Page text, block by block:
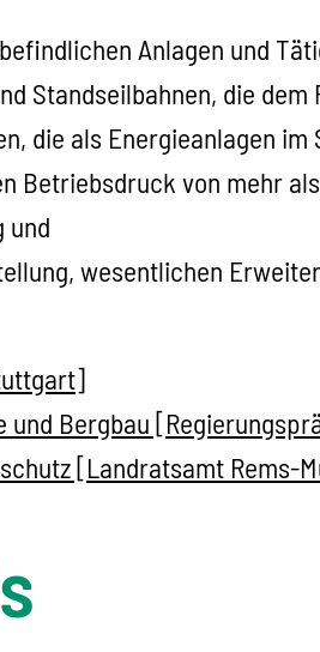
Anlagen und
Standseilbahnen, die
die als Energieanlagen
Betriebsdruck von mehr
und
wesentlichen
und Bergbau
[Landratsamt Rems-